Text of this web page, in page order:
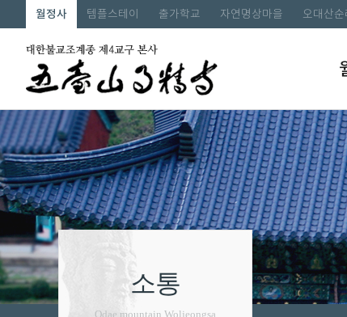
월정사 템플스테이 출가학교 자연명상마을 오대산순
소통
Odae mountain Woljeongsa